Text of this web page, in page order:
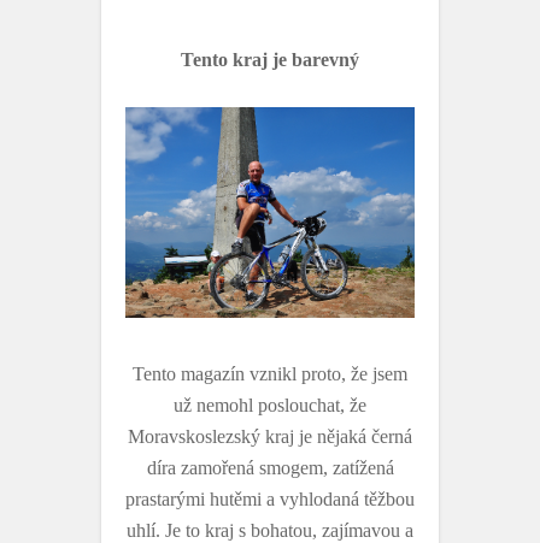
Tento kraj je barevný
Tento magazín vznikl proto, že jsem
už nemohl poslouchat, že
Moravskoslezský kraj je nějaká černá
díra zamořená smogem, zatížená
prastarými hutěmi a vyhlodaná těžbou
uhlí. Je to kraj s bohatou, zajímavou a